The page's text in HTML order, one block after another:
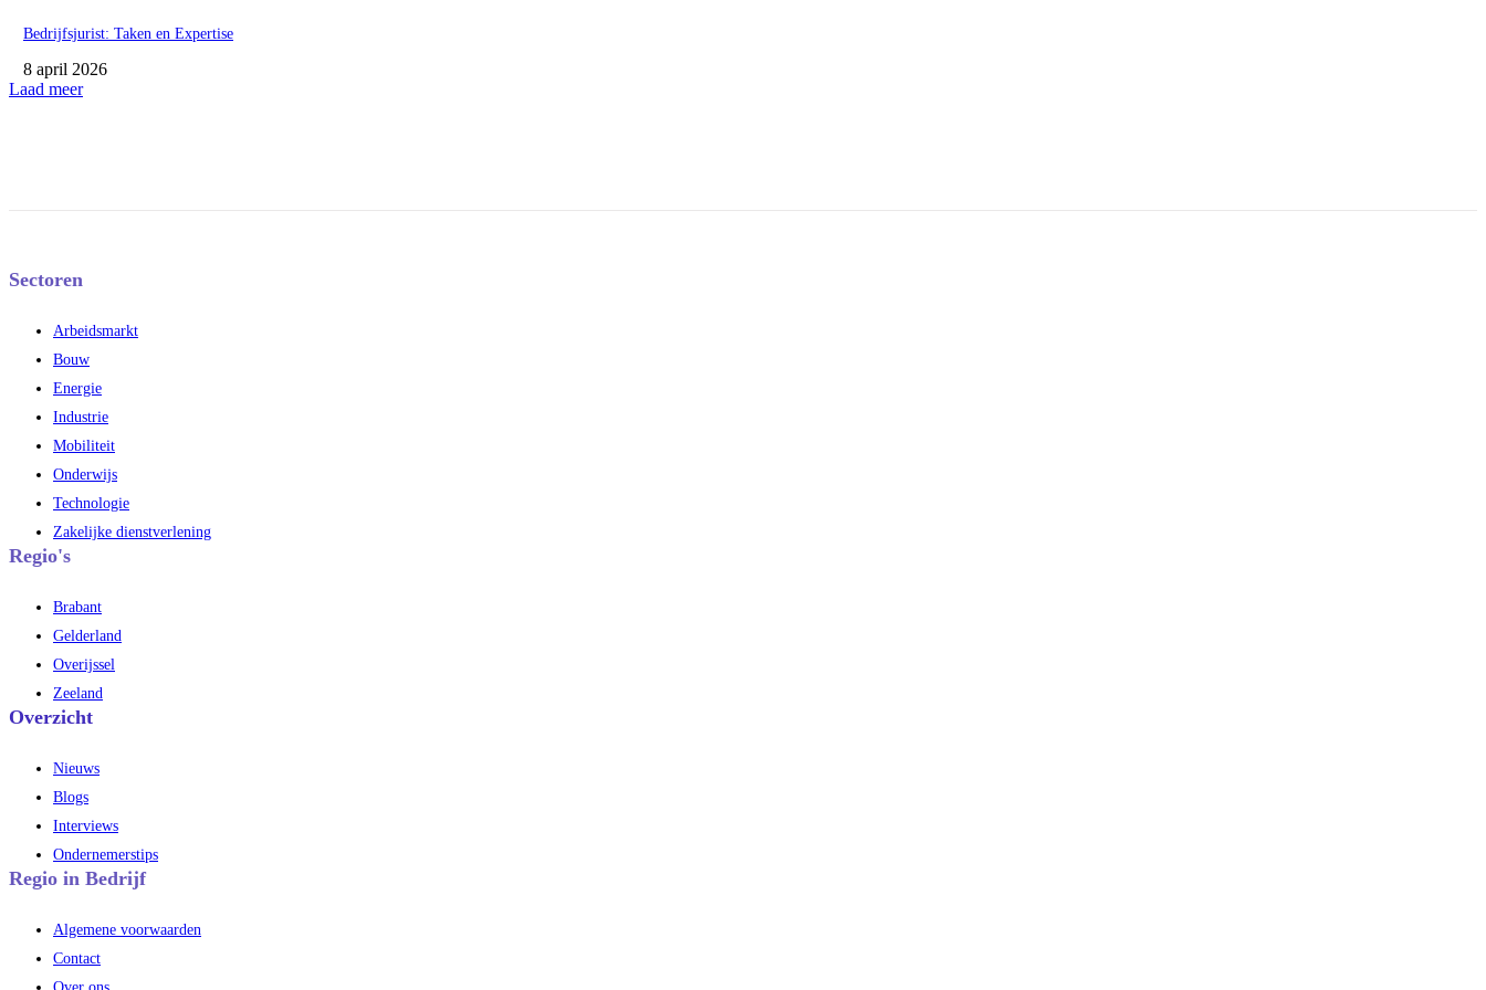
Bedrijfsjurist: Taken en Expertise
8 april 2026
Laad meer
Sectoren
Arbeidsmarkt
Bouw
Energie
Industrie
Mobiliteit
Onderwijs
Technologie
Zakelijke dienstverlening
Regio's
Brabant
Gelderland
Overijssel
Zeeland
Overzicht
Nieuws
Blogs
Interviews
Ondernemerstips
Regio in Bedrijf
Algemene voorwaarden
Contact